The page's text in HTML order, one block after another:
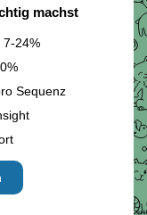
machst
7-24%
Sequenz